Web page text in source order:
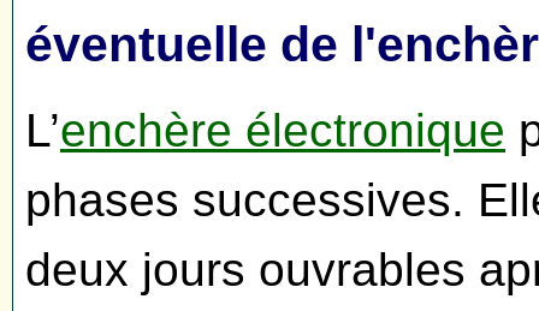
éventuelle de
L’enchère électronique
phases successives.
deux jours ouvrables